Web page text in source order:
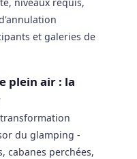
niveaux requis,
et galeries de
plein air : la
du glamping -
cabanes perchées,